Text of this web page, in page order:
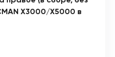
X3000/X5000 в